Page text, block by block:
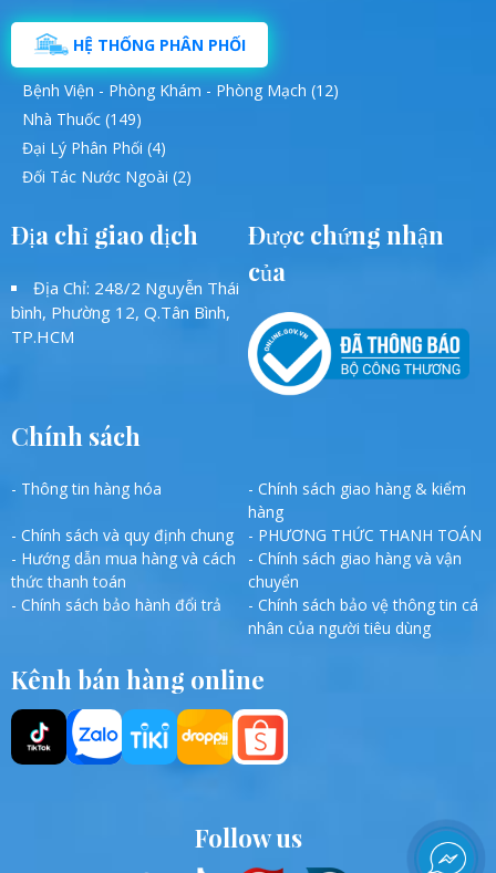
HỆ THỐNG PHÂN PHỐI
Bệnh Viện - Phòng Khám - Phòng Mạch (12)
Nhà Thuốc (149)
Đại Lý Phân Phối (4)
Đối Tác Nước Ngoài (2)
Địa chỉ giao dịch
Địa Chỉ: 248/2 Nguyễn Thái
bình, Phường 12, Q.Tân Bình,
TP.HCM
Được chứng nhận
của
Chính sách
- Thông tin hàng hóa
- Chính sách giao hàng & kiểm
hàng
- Chính sách và quy định chung
- PHƯƠNG THỨC THANH TOÁN
- Hướng dẫn mua hàng và cách
thức thanh toán
- Chính sách giao hàng và vận
chuyển
- Chính sách bảo hành đổi trả
- Chính sách bảo vệ thông tin cá
nhân của người tiêu dùng
Kênh bán hàng online
Follow us